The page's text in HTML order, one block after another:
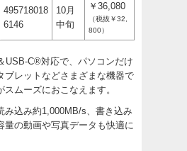
495718018
6146
10月
中旬
￥36,080
（税抜￥32,
800）
USB-C®対応で、パソコンだけ
ブレットなどさまざまな機器で
ムーズにおこなえます。
み込み約1,000MB/s、書き込み
量の動画や写真データも快適に